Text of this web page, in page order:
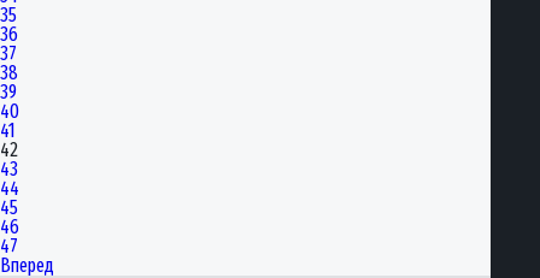
35
36
37
38
39
40
41
42
43
44
45
46
47
Вперед